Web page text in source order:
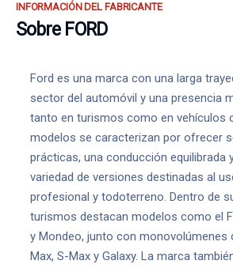
INFORMACIÓN DEL FABRICANTE
Sobre FORD
Ford es una marca con una larga
sector del automóvil y una presencia
tanto en turismos como en vehículos
modelos se caracterizan por ofrecer
prácticas, una conducción equilibrada
variedad de versiones destinadas al
profesional y todoterreno. Dentro de
turismos destacan modelos como el
y Mondeo, junto con monovolúmenes
Max, S-Max y Galaxy. La marca